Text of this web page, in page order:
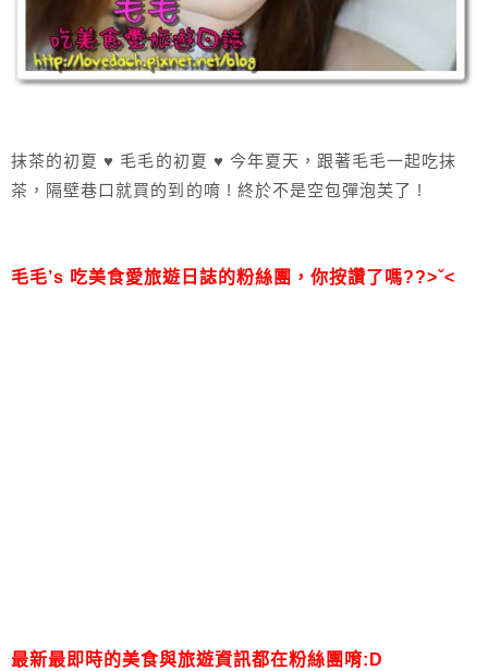
抹茶的初夏 ♥ 毛毛的初夏 ♥ 今年夏天，跟著毛毛一起吃抹
茶，隔壁巷口就買的到的唷 ! 終於不是空包彈泡芙了 !
毛毛’s 吃美食愛旅遊日誌的粉絲團， 你按讚了嗎??>ˇ<
最新最即時的美食與旅遊資訊都在粉絲團唷:D